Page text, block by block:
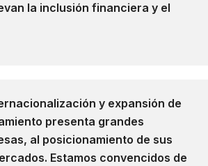
la inclusión financiera y el
y expansión de
presenta grandes
al posicionamiento de sus
Estamos convencidos de